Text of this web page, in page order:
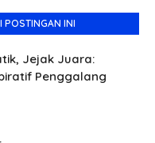
POSTINGAN INI
Jejak Juara:
Penggalang